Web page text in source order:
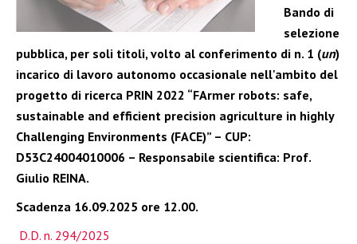
Bando di
selezione
pubblica, per soli titoli, volto al conferimento di n. 1 (un)
incarico di lavoro autonomo occasionale nell'ambito del
progetto di ricerca PRIN 2022 “FArmer robots: safe,
sustainable and efficient precision agriculture in highly
Challenging Environments (FACE)” – CUP:
D53C24004010006 – Responsabile scientifica: Prof.
Giulio REINA.
Scadenza 16.09.2025 ore 12.00.
D.D. n. 294/2025